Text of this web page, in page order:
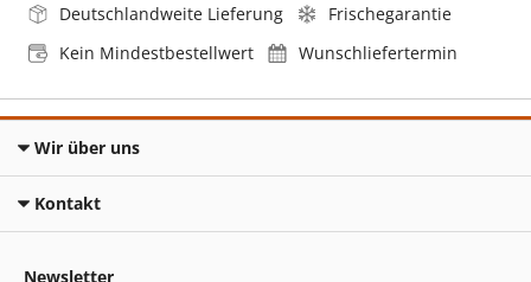
Deutschlandweite Lieferung
Frischegarantie
Kein Mindestbestellwert
Wunschliefertermin
Wir über uns
Kontakt
Newsletter